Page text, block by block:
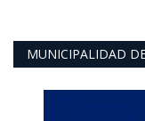
MUNICIPALIDAD